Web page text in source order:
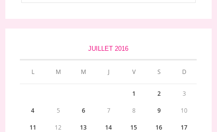
JUILLET 2016
L M M J V S D
1 2 3
4 5 6 7 8 9 10
11 12 13 14 15 16 17